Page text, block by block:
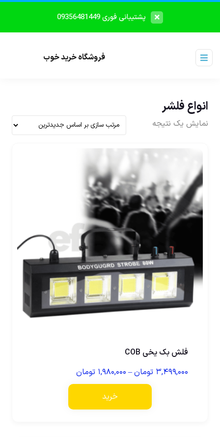
پشتیبانی فوری 09356481449
فروشگاه خرید خوب
انواع فلشر
نمایش یک نتیجه
فلش بک یخی COB
۳,۴۹۹,۰۰۰ تومان– ۱,۹۸۰,۰۰۰ تومان
خرید